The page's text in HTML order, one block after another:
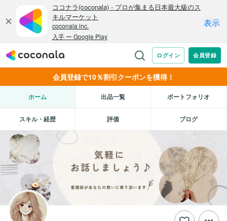
会員登録で10％割引クーポンを獲得！
ホーム 出品一覧 ポートフォリオ
スキル・経歴 評価 ブログ